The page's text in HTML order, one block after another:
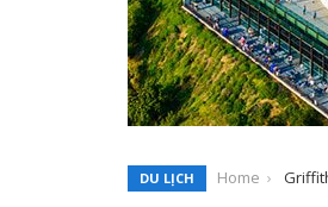
DU LỊCH Home